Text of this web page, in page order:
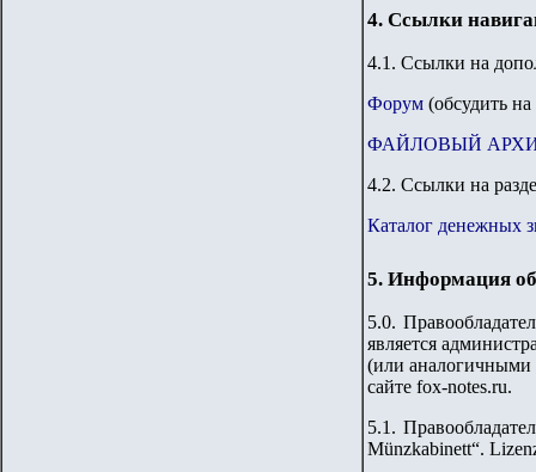
4. Ссылки
4.1. Ссылки на
Форум (обсудить
ФАЙЛОВЫЙ
4.2. Ссылки на
Каталог денежных
5. Информация
5.0.
является
(или аналогичными
сайте fox-notes.ru.
5.1.
Münzkabinett“.